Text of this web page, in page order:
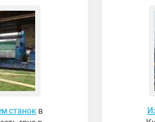
станок в